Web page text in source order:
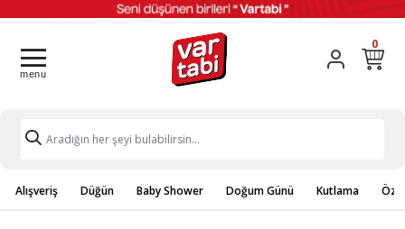
0
Alışveriş Düğün Baby Shower Doğum Günü Kutlama